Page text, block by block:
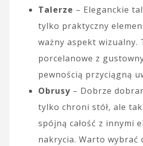
Talerze – Eleganckie
tylko praktyczny
ważny aspekt wizualny.
porcelanowe z
pewnością przyciągną
Obrusy– Dobrze
tylko chroni stół, ale
spójną całość z innymi
nakrycia. Warto wybrać